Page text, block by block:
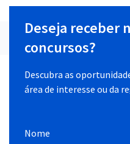
Deseja receber
concursos?
Descubra as
área de interesse ou da
Nome